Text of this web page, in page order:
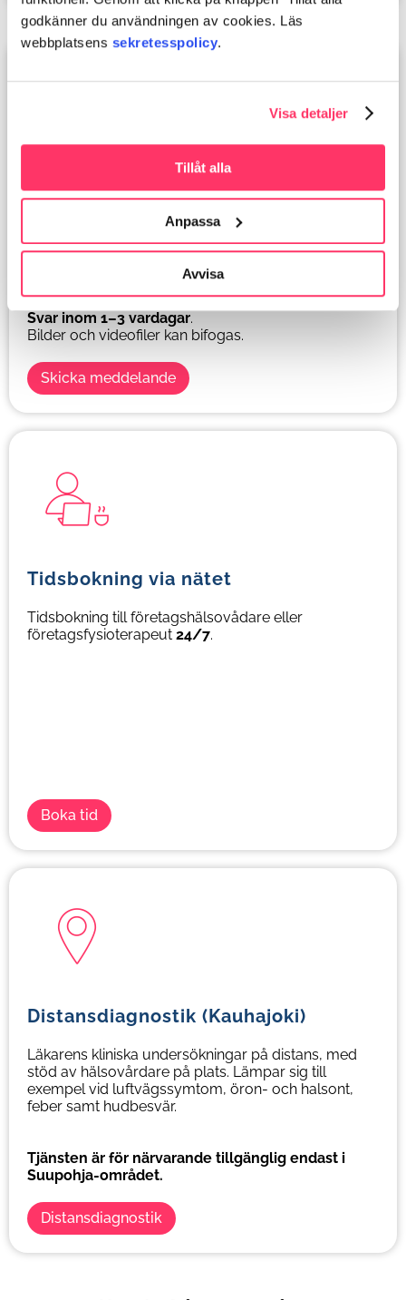
godkänner du användningen av cookies. Läs
webbplatsens sekretesspolicy.
Visa detaljer
Tillåt alla
Anpassa
Avvisa
Meddelande till det egna företags-
hälsovårdsteamet
För icke brådskande ärenden, till exempel
hälsoundersökningar, ork i arbetet
eller frågor kring företagsfysioterapi.
Svar inom 1–3 vardagar.
Bilder och videofiler kan bifogas.
Skicka meddelande
Tidsbokning via nätet
Tidsbokning till företagshälsovådare eller
företagsfysioterapeut 24/7.
Boka tid
Distansdiagnostik (Kauhajoki)
Läkarens kliniska undersökningar på distans, med
stöd av hälsovårdare på plats. Lämpar sig till
exempel vid luftvägssymtom, öron- och halsont,
feber samt hudbesvär.
Tjänsten är för närvarande tillgänglig endast i
Suupohja-området.
Distansdiagnostik